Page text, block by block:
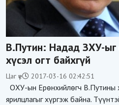
В.Путин: Надад ЗХУ-ыг
хүсэл огт байхгүй
Цаг үе 2017-03-16 02:42:51
ОХУ-ын Ерөнхийлөгч В.Путины
ярилцлагыг хүргэж байна.